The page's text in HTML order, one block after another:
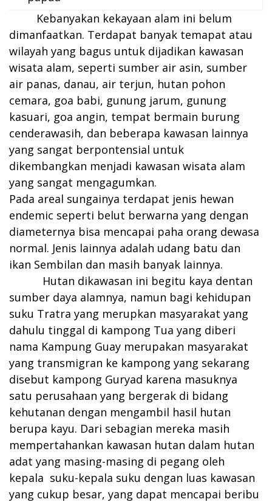
Kebanyakan kekayaan alam ini belum
dimanfaatkan. Terdapat banyak temapat atau
wilayah yang bagus untuk dijadikan kawasan
wisata alam, seperti sumber air asin, sumber
air panas, danau, air terjun, hutan pohon
cemara, goa babi, gunung jarum, gunung
kasuari, goa angin, tempat bermain burung
cenderawasih, dan beberapa kawasan lainnya
yang sangat berpontensial untuk
dikembangkan menjadi kawasan wisata alam
yang sangat mengagumkan.
Pada areal sungainya terdapat jenis hewan
endemic seperti belut berwarna yang dengan
diameternya bisa mencapai paha orang dewasa
normal. Jenis lainnya adalah udang batu dan
ikan Sembilan dan masih banyak lainnya.
Hutan dikawasan ini begitu kaya dentan
sumber daya alamnya, namun bagi kehidupan
suku Tratra yang merupkan masyarakat yang
dahulu tinggal di kampong Tua yang diberi
nama Kampung Guay merupakan masyarakat
yang transmigran ke kampong yang sekarang
disebut kampong Guryad karena masuknya
satu perusahaan yang bergerak di bidang
kehutanan dengan mengambil hasil hutan
berupa kayu. Dari sebagian mereka masih
mempertahankan kawasan hutan dalam hutan
adat yang masing-masing di pegang oleh
kepala suku-kepala suku dengan luas kawasan
yang cukup besar, yang dapat mencapai beribu